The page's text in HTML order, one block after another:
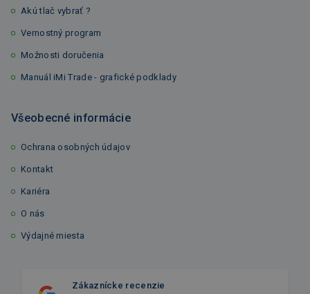
Akú tlač vybrať ?
Vernostný program
Možnosti doručenia
Manuál iMi Trade - grafické podklady
Všeobecné informácie
Ochrana osobných údajov
Kontakt
Kariéra
O nás
Výdajné miesta
Zákaznícke recenzie